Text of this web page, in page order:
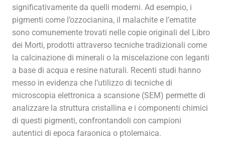
significativamente da quelli moderni. Ad esempio, i
pigmenti come l’ozzocianina, il malachite e l’ematite
sono comunemente trovati nelle copie originali del Libro
dei Morti, prodotti attraverso tecniche tradizionali come
la calcinazione di minerali o la miscelazione con leganti
a base di acqua e resine naturali. Recenti studi hanno
messo in evidenza che l’utilizzo di tecniche di
microscopia elettronica a scansione (SEM) permette di
analizzare la struttura cristallina e i componenti chimici
di questi pigmenti, confrontandoli con campioni
autentici di epoca faraonica o ptolemaica.